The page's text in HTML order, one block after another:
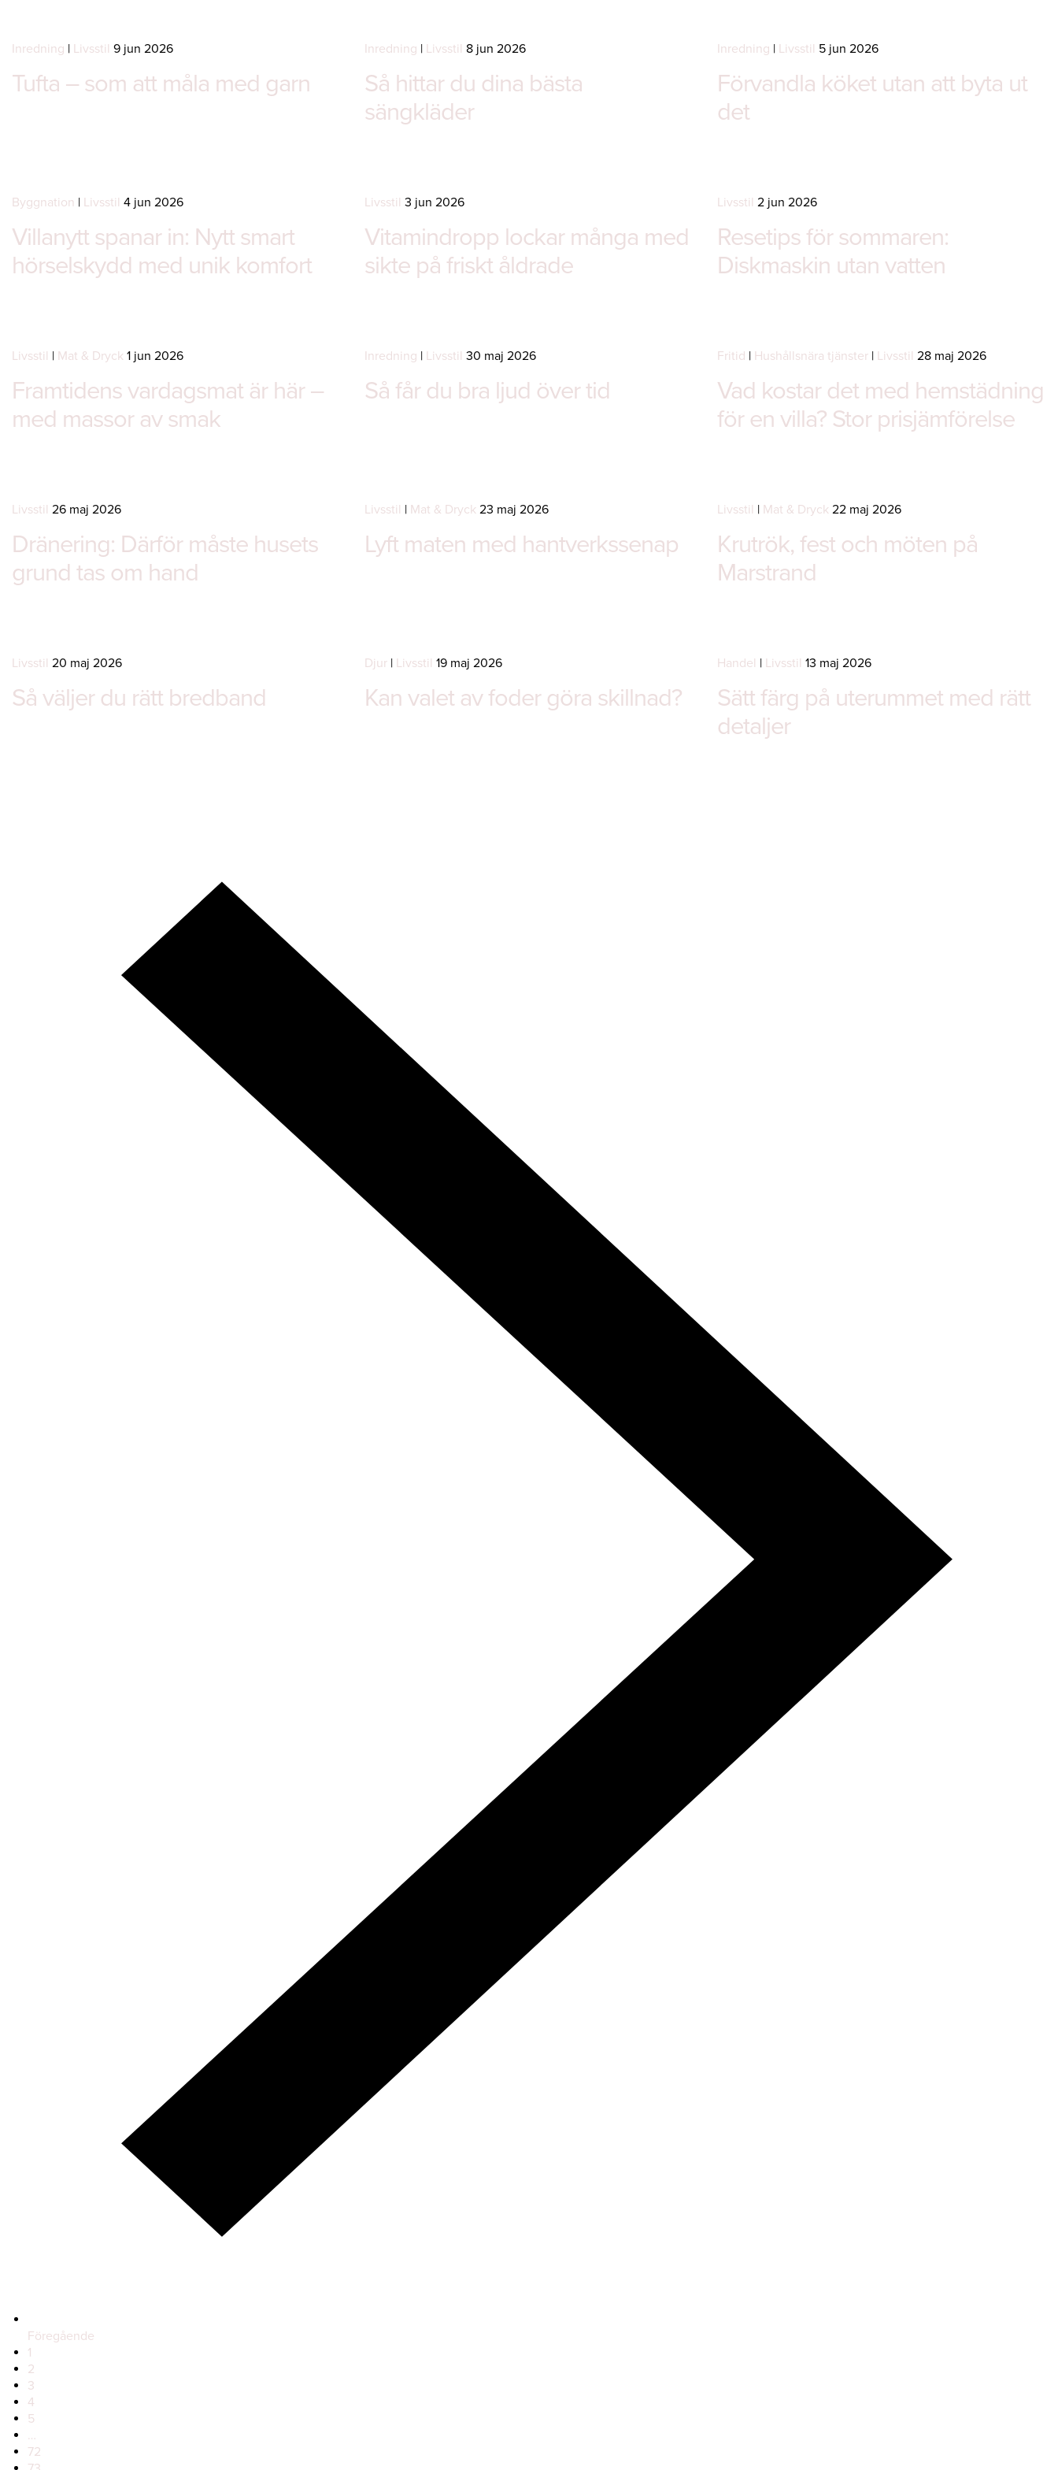
Inredning | Livsstil 9 jun 2026
Tufta – som att måla med garn
Inredning | Livsstil 8 jun 2026
Så hittar du dina bästa
sängkläder
Inredning | Livsstil 5 jun 2026
Förvandla köket utan att byta ut
det
Byggnation | Livsstil 4 jun 2026
Villanytt spanar in: Nytt smart
hörselskydd med unik komfort
Livsstil 3 jun 2026
Vitamindropp lockar många med
sikte på friskt åldrade
Livsstil 2 jun 2026
Resetips för sommaren:
Diskmaskin utan vatten
Livsstil | Mat & Dryck 1 jun 2026
Framtidens vardagsmat är här –
med massor av smak
Inredning | Livsstil 30 maj 2026
Så får du bra ljud över tid
Fritid | Hushållsnära tjänster | Livsstil 28 maj 2026
Vad kostar det med hemstädning
för en villa? Stor prisjämförelse
Livsstil 26 maj 2026
Dränering: Därför måste husets
grund tas om hand
Livsstil | Mat & Dryck 23 maj 2026
Lyft maten med hantverkssenap
Livsstil | Mat & Dryck 22 maj 2026
Krutrök, fest och möten på
Marstrand
Livsstil 20 maj 2026
Så väljer du rätt bredband
Djur | Livsstil 19 maj 2026
Kan valet av foder göra skillnad?
Handel | Livsstil 13 maj 2026
Sätt färg på uterummet med rätt
detaljer
Föregående
1
2
3
4
5
…
72